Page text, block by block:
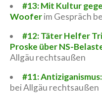
#13: Mit Kultur
Wooferim Gespräch
#12: Täter Helfer
Proske über NS-
Allgäu rechtsaußen
#11:
bei Allgäu rechtsaußen